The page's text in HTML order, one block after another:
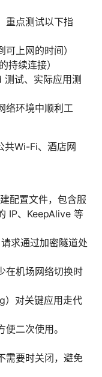
重点测试以下指
上网的时间）
持续连接）
试、实际应用测
络环境中顺利工
共Wi-Fi、酒店网
配置文件，包含服
IP、KeepAlive 等
求通过加密隧道处
在机场网络切换时
）对关键应用走代
二次使用。
需要时关闭，避免